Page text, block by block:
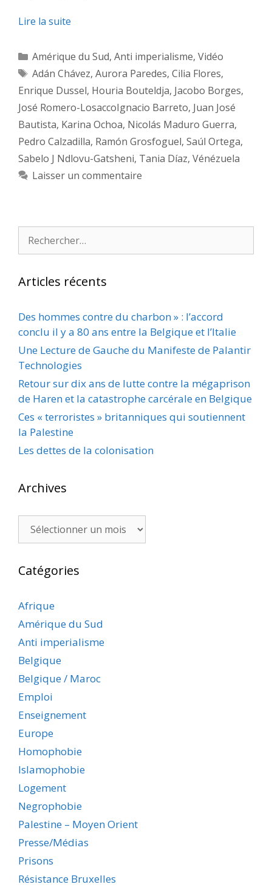
Lire la suite
Catégories
Amérique du Sud, Anti imperialisme, Vidéo
Étiquettes
Adán Chávez, Aurora Paredes, Cilia Flores,
Enrique Dussel, Houria Bouteldja, Jacobo Borges,
José Romero-LosaccoIgnacio Barreto, Juan José
Bautista, Karina Ochoa, Nicolás Maduro Guerra,
Pedro Calzadilla, Ramón Grosfoguel, Saúl Ortega,
Sabelo J Ndlovu-Gatsheni, Tania Díaz, Vénézuela
Laisser un commentaire
Rechercher :
Articles récents
Des hommes contre du charbon » : l’accord
conclu il y a 80 ans entre la Belgique et l’Italie
Une Lecture de Gauche du Manifeste de Palantir
Technologies
Retour sur dix ans de lutte contre la mégaprison
de Haren et la catastrophe carcérale en Belgique
Ces « terroristes » britanniques qui soutiennent
la Palestine
Les dettes de la colonisation
Archives
Archives
Catégories
Afrique
Amérique du Sud
Anti imperialisme
Belgique
Belgique / Maroc
Emploi
Enseignement
Europe
Homophobie
Islamophobie
Logement
Negrophobie
Palestine – Moyen Orient
Presse/Médias
Prisons
Résistance Bruxelles